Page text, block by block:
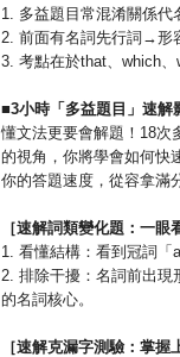
1. 多益題目常混淆關係代
2. 前面有名詞先行詞→形
3. 考點在於that、which、
■3小時「多益題目」速解
懂文法更要會解題！18次
的視角，你將學會如何快
你的答題速度，從容拿滿
［速解詞類變化題：一眼
1. 看懂結構：看到冠詞「
2. 排除干擾：名詞前出現
的名詞核心。
［速解克漏字測驗：掌握